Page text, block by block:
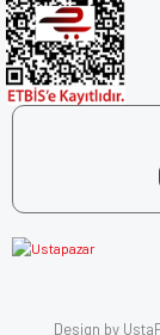
Design by